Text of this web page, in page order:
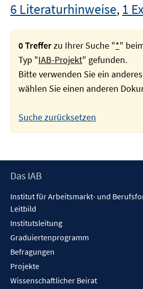
6 Literaturhinweise, 1
0 Trefferzu Ihrer Suche "*"
Typ "IAB-Projekt" gefunden.
Bitte verwenden Sie ein
wählen Sie einen anderen
Suche zurücksetzen
Footer
Das IAB
Institut für Arbeitsmarkt- und
Leitbild
Institutsleitung
Graduiertenprogramm
Befragungen
Projekte
Wissenschaftlicher Beirat